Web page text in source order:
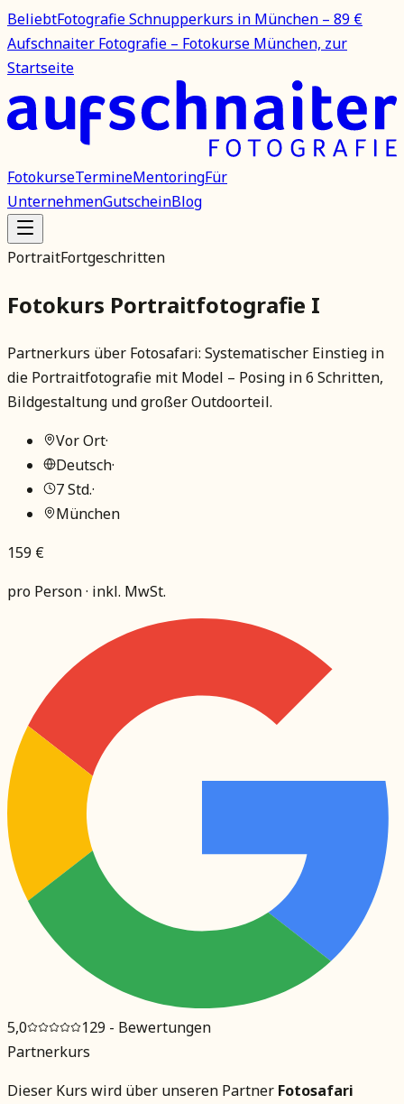
BeliebtFotografie Schnupperkurs in München – 89 €
Aufschnaiter Fotografie – Fotokurse München, zur
Startseite
FotokurseTermineMentoringFür
UnternehmenGutscheinBlog
PortraitFortgeschritten
Fotokurs Portraitfotografie I
Partnerkurs über Fotosafari: Systematischer Einstieg in
die Portraitfotografie mit Model – Posing in 6 Schritten,
Bildgestaltung und großer Outdoorteil.
Vor Ort·
Deutsch·
7 Std.·
München
159 €
pro Person · inkl. MwSt.
5,0 129 - Bewertungen
Partnerkurs
Dieser Kurs wird über unseren Partner Fotosafari